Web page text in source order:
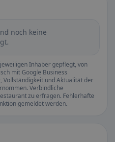
noch keine
Inhaber gepflegt, von
mit Google Business
Vollständigkeit und Aktualität der
Verbindliche
zu erfragen. Fehlerhafte
gemeldet werden.